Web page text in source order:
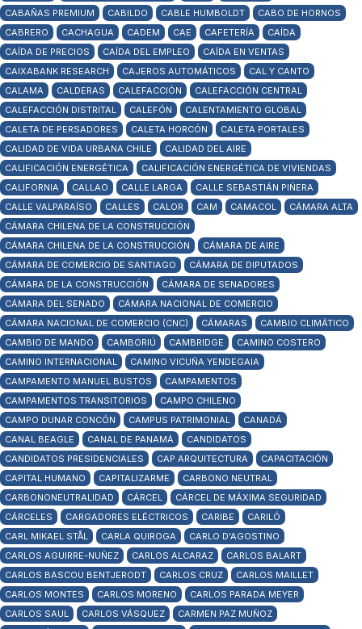
CABAÑAS PREMIUM CABILDO CABLE HUMBOLDT
CABO DE HORNOS
CABRERO
CACHAGUA CADEM CAE CAFETERÍA
CAÍDA
CAÍDA DE PRECIOS
CAÍDA DEL EMPLEO
CAÍDA EN VENTAS
CAIXABANK RESEARCH
CAJEROS AUTOMÁTICOS
CAL Y CANTO
CALAMA
CALDERAS CALEFACCIÓN
CALEFACCIÓN CENTRAL
CALEFACCIÓN DISTRITAL
CALEFÓN
CALENTAMIENTO GLOBAL
CALETA DE PERSADORES
CALETA HORCÓN
CALETA PORTALES
CALIDAD DE VIDA URBANA CHILE
CALIDAD DEL AIRE
CALIFICACIÓN ENERGÉTICA
CALIFICACIÓN ENERGÉTICA DE VIVIENDAS
CALIFORNIA
CALLAO CALLE LARGA
CALLE SEBASTIÁN PIÑERA
CALLE VALPARAÍSO
CALLES CALOR CAM CAMACOL
CÁMARA ALTA
CÁMARA CHILENA DE LA CONSTRUCCIÓN
CÁMARA CHILENA DE LA CONSTRUCCIÓN
CÁMARA DE AIRE
CÁMARA DE COMERCIO DE SANTIAGO
CÁMARA DE DIPUTADOS
CÁMARA DE LA CONSTRUCCIÓN
CÁMARA DE SENADORES
CÁMARA DEL SENADO
CÁMARA NACIONAL DE COMERCIO
CÁMARA NACIONAL DE COMERCIO (CNC)
CÁMARAS
CAMBIO CLIMÁTICO
CAMBIO DE MANDO
CAMBORIÚ CAMBRIDGE
CAMINO COSTERO
CAMINO INTERNACIONAL
CAMINO VICUÑA YENDEGAIA
CAMPAMENTO MANUEL BUSTOS
CAMPAMENTOS
CAMPAMENTOS TRANSITORIOS
CAMPO CHILENO
CAMPO DUNAR CONCÓN
CAMPUS PATRIMONIAL
CANADÁ
CANAL BEAGLE
CANAL DE PANAMÁ
CANDIDATOS
CANDIDATOS PRESIDENCIALES
CAP ARQUITECTURA
CAPACITACIÓN
CAPITAL HUMANO
CAPITALIZARME
CARBONO NEUTRAL
CARBONONEUTRALIDAD
CÁRCEL
CÁRCEL DE MÁXIMA SEGURIDAD
CÁRCELES
CARGADORES ELÉCTRICOS CARIBE
CARILÓ
CARL MIKAEL STÅL
CARLA QUIROGA
CARLO D'AGOSTINO
CARLOS AGUIRRE-NUÑEZ
CARLOS ALCARAZ
CARLOS BALART
CARLOS BASCOU BENTJERODT
CARLOS CRUZ
CARLOS MAILLET
CARLOS MONTES
CARLOS MORENO
CARLOS PARADA MEYER
CARLOS SAUL
CARLOS VÁSQUEZ
CARMEN PAZ MUÑOZ